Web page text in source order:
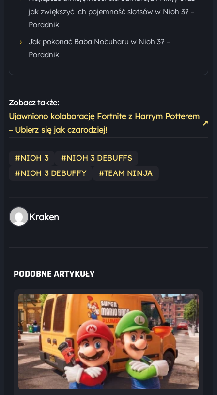
jak zwiększyć ich pojemność slotsów w Nioh 3? –
Poradnik
›
Jak pokonać Baba Nobuharu w Nioh 3? –
Poradnik
Zobacz także:
Ujawniono kolaborację Fortnite z Harrym Potterem
– Ubierz się jak czarodziej!
↗
#NIOH 3
#NIOH 3 DEBUFFS
#NIOH 3 DEBUFFY
#TEAM NINJA
Kraken
PODOBNE ARTYKUŁY